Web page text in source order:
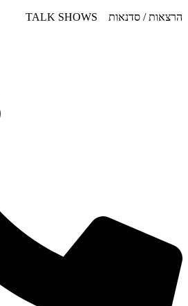
דלג
הרצאות / סדנאות TALK SHOWS